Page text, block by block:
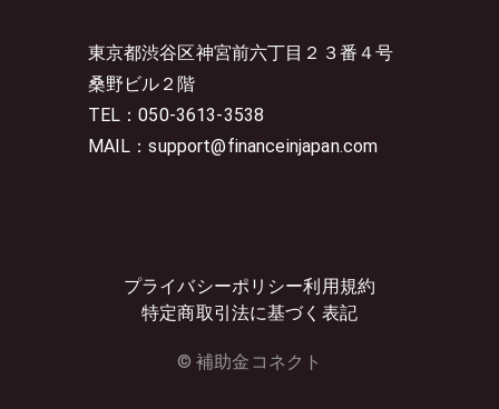
東京都渋谷区神宮前六丁目２３番４号
桑野ビル２階
TEL：050-3613-3538
MAIL：support@financeinjapan.com
プライバシーポリシー利用規約
特定商取引法に基づく表記
© 補助金コネクト